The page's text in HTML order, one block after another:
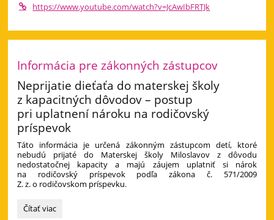
https://www.youtube.com/watch?v=JcAwIbFRTJk
Informácia pre zákonných zástupcov
Neprijatie dieťaťa do materskej školy
z kapacitných dôvodov – postup
pri uplatnení nároku na rodičovský
príspevok
Táto informácia je určená zákonným zástupcom detí, ktoré
nebudú prijaté do Materskej školy Miloslavov z dôvodu
nedostatočnej kapacity a majú záujem uplatniť si nárok
na rodičovský príspevok podľa zákona č. 571/2009
Z. z. o rodičovskom príspevku.
Informácia
Čítať viac